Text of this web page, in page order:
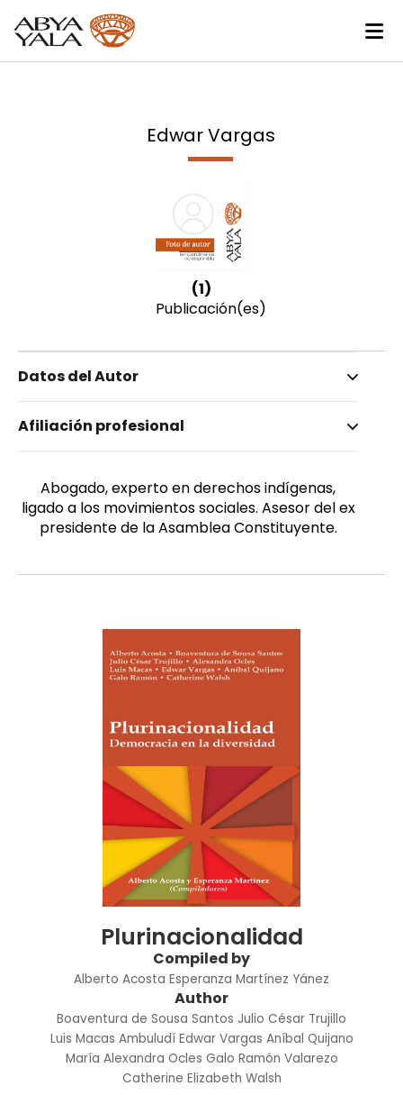
Edwar Vargas
(1)
Publicación(es)
Datos del Autor
Vargas, Edwar
Masculino
Afiliación profesional
Abogado, experto en derechos indígenas,
ligado a los movimientos sociales. Asesor del ex
presidente de la Asamblea Constituyente.
Plurinacionalidad
Compiled by
Alberto Acosta Esperanza Martínez Yánez
Author
Boaventura de Sousa Santos Julio César Trujillo
Luis Macas Ambuludí Edwar Vargas Aníbal Quijano
María Alexandra Ocles Galo Ramón Valarezo
Catherine Elizabeth Walsh